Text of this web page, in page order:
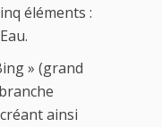
éléments :
» (grand
ainsi